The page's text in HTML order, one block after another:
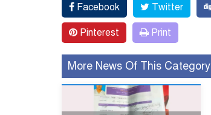
Facebook Twitter
Pinterest Print
More News Of This Category